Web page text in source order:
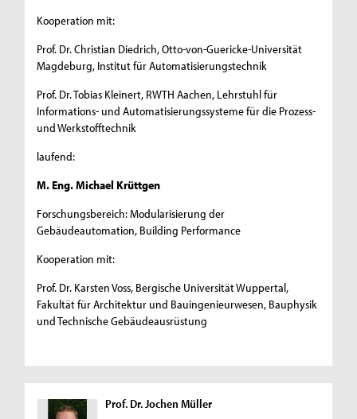
Kooperation mit:
Prof. Dr. Christian Diedrich, Otto-von-Guericke-Universität
Magdeburg, Institut für Automatisierungstechnik
Prof. Dr. Tobias Kleinert, RWTH Aachen, Lehrstuhl für
Informations- und Automatisierungssysteme für die Prozess-
und Werkstofftechnik
laufend:
M. Eng. Michael Krüttgen
Forschungsbereich: Modularisierung der
Gebäudeautomation, Building Performance
Kooperation mit:
Prof. Dr. Karsten Voss, Bergische Universität Wuppertal,
Fakultät für Architektur und Bauingenieurwesen, Bauphysik
und Technische Gebäudeausrüstung
Prof. Dr. Jochen Müller